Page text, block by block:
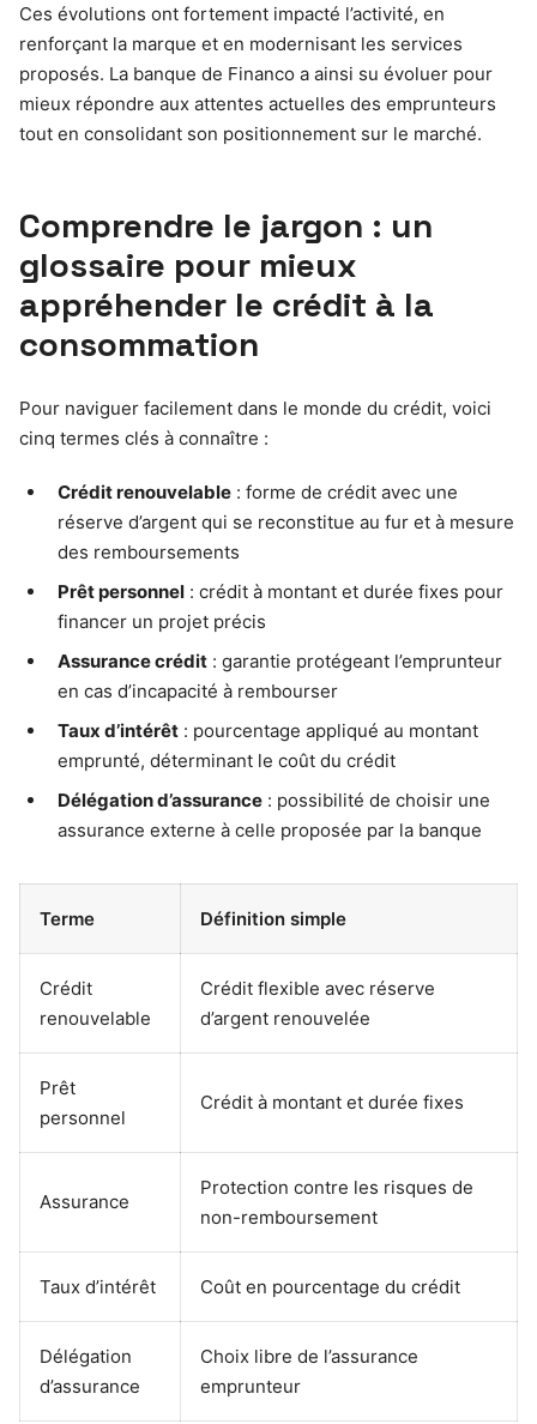
Ces évolutions ont fortement impacté l’activité, en
renforçant la marque et en modernisant les services
proposés. La banque de Financo a ainsi su évoluer pour
mieux répondre aux attentes actuelles des emprunteurs
tout en consolidant son positionnement sur le marché.
Comprendre le jargon : un
glossaire pour mieux
appréhender le crédit à la
consommation
Pour naviguer facilement dans le monde du crédit, voici
cinq termes clés à connaître :
Crédit renouvelable : forme de crédit avec une
réserve d’argent qui se reconstitue au fur et à mesure
des remboursements
Prêt personnel : crédit à montant et durée fixes pour
financer un projet précis
Assurance crédit : garantie protégeant l’emprunteur
en cas d’incapacité à rembourser
Taux d’intérêt : pourcentage appliqué au montant
emprunté, déterminant le coût du crédit
Délégation d’assurance : possibilité de choisir une
assurance externe à celle proposée par la banque
Terme Définition simple
Crédit
renouvelable
Crédit flexible avec réserve
d’argent renouvelée
Prêt
personnel
Crédit à montant et durée fixes
Assurance
Protection contre les risques de
non-remboursement
Taux d’intérêt Coût en pourcentage du crédit
Délégation
d’assurance
Choix libre de l’assurance
emprunteur